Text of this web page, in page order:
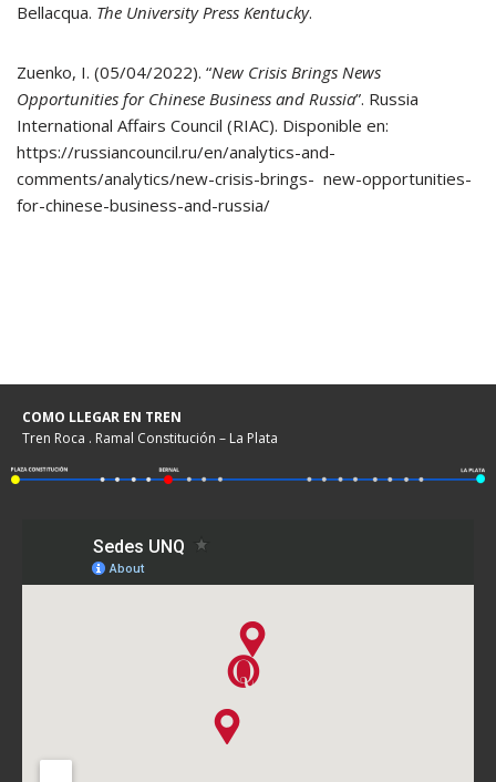
Bellacqua. The University Press Kentucky.
Zuenko, I. (05/04/2022). “New Crisis Brings News
Opportunities for Chinese Business and Russia”. Russia
International Affairs Council (RIAC). Disponible en:
https://russiancouncil.ru/en/analytics-and-
comments/analytics/new-crisis-brings- new-opportunities-
for-chinese-business-and-russia/
COMO LLEGAR EN TREN
Tren Roca . Ramal Constitución – La Plata